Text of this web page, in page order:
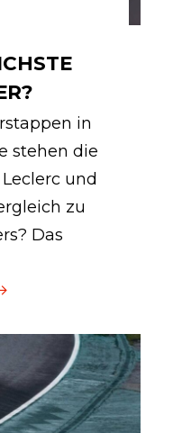
in
stehen die
und
zu
Das